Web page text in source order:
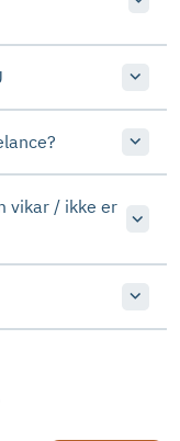
vikar / ikke er